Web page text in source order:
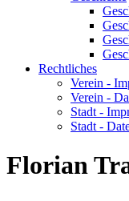
Rechtliches
Verein -
Verein -
Stadt -
Stadt -
Florian